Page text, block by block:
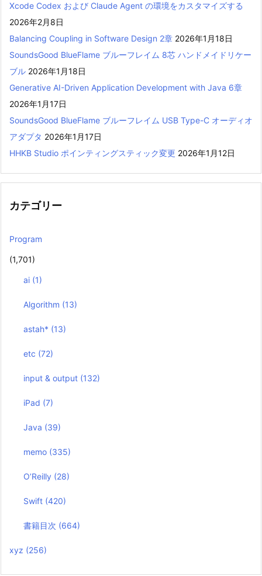
Xcode Codex および Claude Agent の環境をカスタマイズする
2026年2月8日
Balancing Coupling in Software Design 2章 2026年1月18日
SoundsGood BlueFlame ブルーフレイム 8芯 ハンドメイドリケー
ブル 2026年1月18日
Generative AI-Driven Application Development with Java 6章
2026年1月17日
SoundsGood BlueFlame ブルーフレイム USB Type-C オーディオ
アダプタ 2026年1月17日
HHKB Studio ポインティングスティック変更 2026年1月12日
カテゴリー
Program
(1,701)
ai (1)
Algorithm (13)
astah* (13)
etc (72)
input & output (132)
iPad (7)
Java (39)
memo (335)
O’Reilly (28)
Swift (420)
書籍目次 (664)
xyz (256)